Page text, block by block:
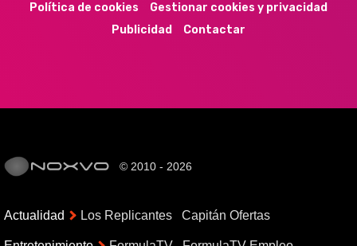
Política de cookies
Gestionar cookies y privacidad
Publicidad
Contactar
© 2010 - 2026
Actualidad Los Replicantes Capitán Ofertas